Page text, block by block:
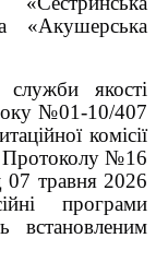
«Акушерська
якості
№01-10/407
комісії
Протоколу №16
07 травня 2026
програми
встановленим